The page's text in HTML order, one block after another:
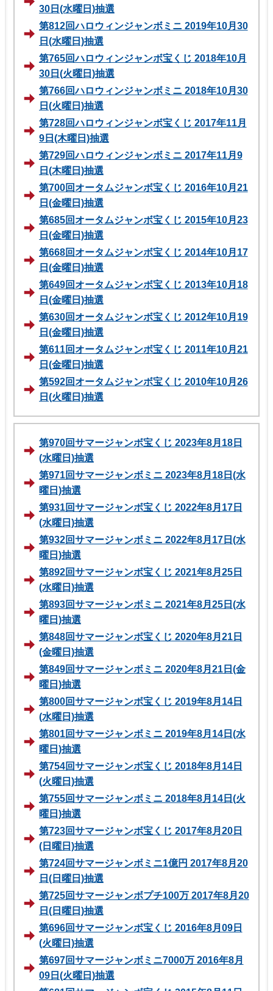
30日(水曜日)抽選
第812回ハロウィンジャンボミニ 2019年10月30
日(水曜日)抽選
第765回ハロウィンジャンボ宝くじ 2018年10月
30日(火曜日)抽選
第766回ハロウィンジャンボミニ 2018年10月30
日(火曜日)抽選
第728回ハロウィンジャンボ宝くじ 2017年11月
9日(木曜日)抽選
第729回ハロウィンジャンボミニ 2017年11月9
日(木曜日)抽選
第700回オータムジャンボ宝くじ 2016年10月21
日(金曜日)抽選
第685回オータムジャンボ宝くじ 2015年10月23
日(金曜日)抽選
第668回オータムジャンボ宝くじ 2014年10月17
日(金曜日)抽選
第649回オータムジャンボ宝くじ 2013年10月18
日(金曜日)抽選
第630回オータムジャンボ宝くじ 2012年10月19
日(金曜日)抽選
第611回オータムジャンボ宝くじ 2011年10月21
日(金曜日)抽選
第592回オータムジャンボ宝くじ 2010年10月26
日(火曜日)抽選
第970回サマージャンボ宝くじ 2023年8月18日
(水曜日)抽選
第971回サマージャンボミニ 2023年8月18日(水
曜日)抽選
第931回サマージャンボ宝くじ 2022年8月17日
(水曜日)抽選
第932回サマージャンボミニ 2022年8月17日(水
曜日)抽選
第892回サマージャンボ宝くじ 2021年8月25日
(水曜日)抽選
第893回サマージャンボミニ 2021年8月25日(水
曜日)抽選
第848回サマージャンボ宝くじ 2020年8月21日
(金曜日)抽選
第849回サマージャンボミニ 2020年8月21日(金
曜日)抽選
第800回サマージャンボ宝くじ 2019年8月14日
(水曜日)抽選
第801回サマージャンボミニ 2019年8月14日(水
曜日)抽選
第754回サマージャンボ宝くじ 2018年8月14日
(火曜日)抽選
第755回サマージャンボミニ 2018年8月14日(火
曜日)抽選
第723回サマージャンボ宝くじ 2017年8月20日
(日曜日)抽選
第724回サマージャンボミニ1億円 2017年8月20
日(日曜日)抽選
第725回サマージャンボプチ100万 2017年8月20
日(日曜日)抽選
第696回サマージャンボ宝くじ 2016年8月09日
(火曜日)抽選
第697回サマージャンボミニ7000万 2016年8月
09日(火曜日)抽選